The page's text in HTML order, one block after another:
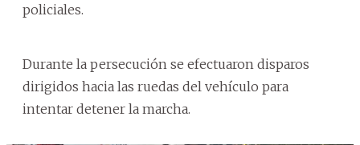
policiales.
Durante la persecución se efectuaron disparos
dirigidos hacia las ruedas del vehículo para
intentar detener la marcha.